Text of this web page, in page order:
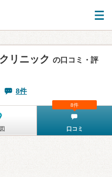
リニック の口コミ・評
8件
口コミ
8件